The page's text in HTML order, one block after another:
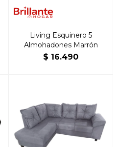
Living Esquinero 5
Almohadones Marrón
$ 16.490